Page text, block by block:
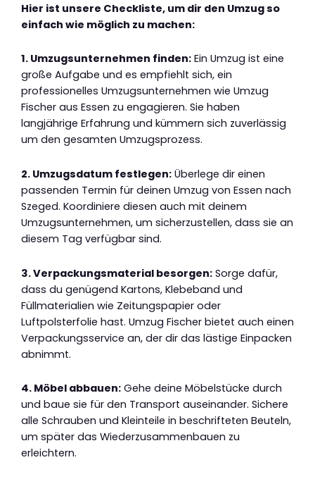
Hier ist unsere Checkliste, um dir den Umzug so
einfach wie möglich zu machen:
1. Umzugsunternehmen finden: Ein Umzug ist eine
große Aufgabe und es empfiehlt sich, ein
professionelles Umzugsunternehmen wie Umzug
Fischer aus Essen zu engagieren. Sie haben
langjährige Erfahrung und kümmern sich zuverlässig
um den gesamten Umzugsprozess.
2. Umzugsdatum festlegen: Überlege dir einen
passenden Termin für deinen Umzug von Essen nach
Szeged. Koordiniere diesen auch mit deinem
Umzugsunternehmen, um sicherzustellen, dass sie an
diesem Tag verfügbar sind.
3. Verpackungsmaterial besorgen: Sorge dafür,
dass du genügend Kartons, Klebeband und
Füllmaterialien wie Zeitungspapier oder
Luftpolsterfolie hast. Umzug Fischer bietet auch einen
Verpackungsservice an, der dir das lästige Einpacken
abnimmt.
4. Möbel abbauen: Gehe deine Möbelstücke durch
und baue sie für den Transport auseinander. Sichere
alle Schrauben und Kleinteile in beschrifteten Beuteln,
um später das Wiederzusammenbauen zu
erleichtern.